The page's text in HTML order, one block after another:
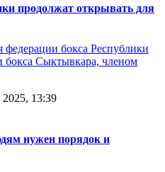
продолжат открывать для
бокса Республики
бокса Сыктывкара, членом
2025, 13:39
нужен порядок и